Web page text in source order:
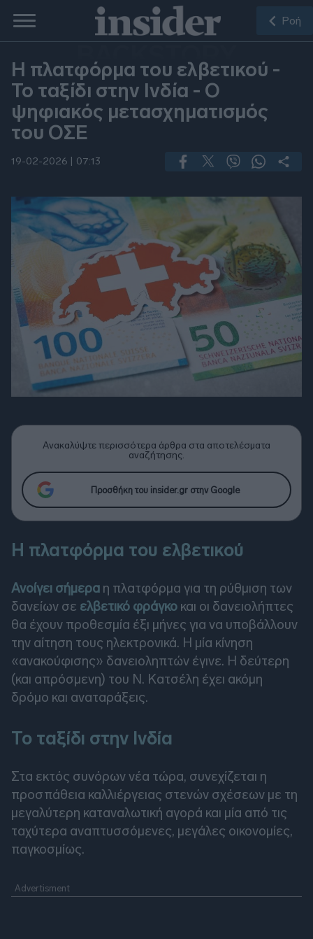
Ροή
BACKSTORY
Η πλατφόρμα του ελβετικού -
Το ταξίδι στην Ινδία - Ο
ψηφιακός μετασχηματισμός
του ΟΣΕ
19-02-2026 | 07:13
Ανακαλύψτε περισσότερα άρθρα στα αποτελέσματα
αναζήτησης.
Προσθήκη του insider.gr στην Google
Η πλατφόρμα του ελβετικού
Ανοίγει σήμερα η πλατφόρμα για τη ρύθμιση των
δανείων σε ελβετικό φράγκο και οι δανειολήπτες
θα έχουν προθεσμία έξι μήνες για να υποβάλλουν
την αίτηση τους ηλεκτρονικά. Η μία κίνηση
«ανακούφισης» δανειοληπτών έγινε. Η δεύτερη
(και απρόσμενη) του Ν. Κατσέλη έχει ακόμη
δρόμο και αναταράξεις.
Το ταξίδι στην Ινδία
Στα εκτός συνόρων νέα τώρα, συνεχίζεται η
προσπάθεια καλλιέργειας στενών σχέσεων με τη
μεγαλύτερη καταναλωτική αγορά και μία από τις
ταχύτερα αναπτυσσόμενες, μεγάλες οικονομίες,
παγκοσμίως.